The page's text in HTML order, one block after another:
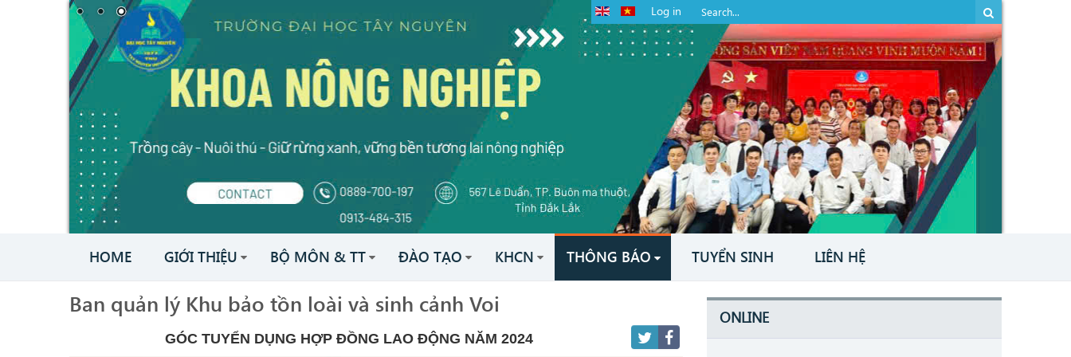
Log in
HOME GIỚI THIỆU BỘ MÔN & TT ĐÀO TẠO KHCN THÔNG BÁO TUYỂN SINH LIÊN HỆ
Ban quản lý Khu bảo tồn loài và sinh cảnh Voi
GÓC TUYỂN DỤNG HỢP ĐỒNG LAO ĐỘNG NĂM 2024
ONLINE